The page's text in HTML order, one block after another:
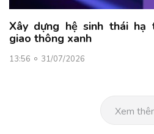
Xây dựng hệ sinh thái hạ
giao thông xanh
13:56 31/07/2026
Xem